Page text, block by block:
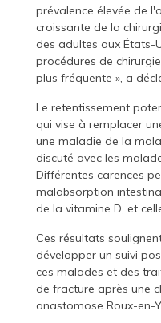
prévalence élevée de
croissante de la
des adultes aux États-
procédures de
plus fréquente », a
Le retentissement
qui vise à remplacer
une maladie de la
discuté avec les
Différentes carences
malabsorption
de la vitamine D, et
Ces résultats
développer un suivi
ces malades et des
de fracture après une
anastomose Roux-en-